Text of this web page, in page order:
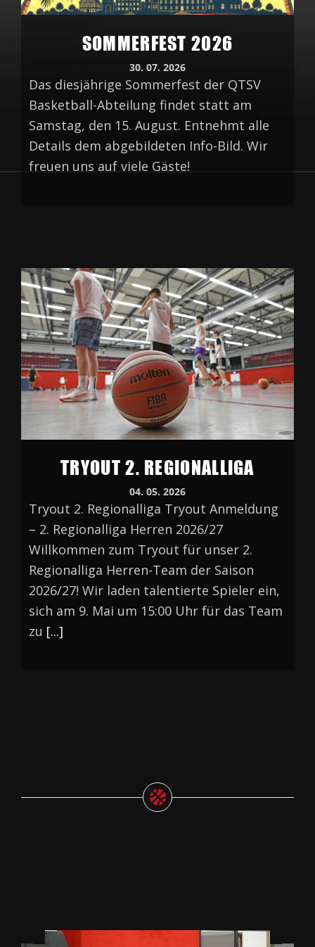
SOMMERFEST 2026
30. 07. 2026
Das diesjährige Sommerfest der QTSV
Basketball-Abteilung findet statt am
Samstag, den 15. August. Entnehmt alle
Details dem abgebildeten Info-Bild. Wir
freuen uns auf viele Gäste!
TRYOUT 2. REGIONALLIGA
04. 05. 2026
Tryout 2. Regionalliga Tryout Anmeldung
– 2. Regionalliga Herren 2026/27
Willkommen zum Tryout für unser 2.
Regionalliga Herren-Team der Saison
2026/27! Wir laden talentierte Spieler ein,
sich am 9. Mai um 15:00 Uhr für das Team
zu [...]